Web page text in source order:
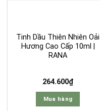
Tinh Dầu Thiên Nhiên Oải
Hương Cao Cấp 10ml |
RANA
264.600₫
Mua hàng